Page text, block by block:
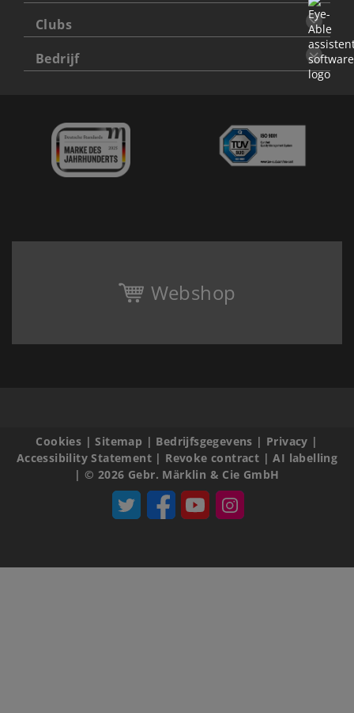
Clubs
Bedrijf
Webshop
Cookies |Sitemap | Bedrijfsgegevens | Privacy |
Accessibility Statement| Revoke contract |AI labelling
|© 2026 Gebr. Märklin & Cie GmbH